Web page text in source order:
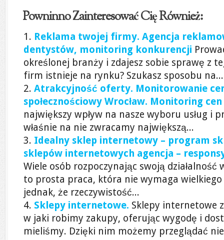
Powninno Zainteresować Cię Również:
Reklama twojej firmy. Agencja
dentystów, monitoring konkurencji
określonej branży i zdajesz sobie sprawę z
firm istnieje na rynku? Szukasz sposobu na...
Atrakcyjność oferty. Monitorowanie
społecznościowy Wrocław. Monitoring cen
największy wpływ na nasze wyboru usług i
właśnie na nie zwracamy największą...
Idealny sklep internetowy – program
sklepów internetowych agencja –
Wiele osób rozpoczynając swoją
to prosta praca, która nie wymaga
jednak, że rzeczywistość...
Sklepy internetowe. Sklepy internetowe
w jaki robimy zakupy, oferując wygodę i
mieliśmy. Dzięki nim możemy przeglądać